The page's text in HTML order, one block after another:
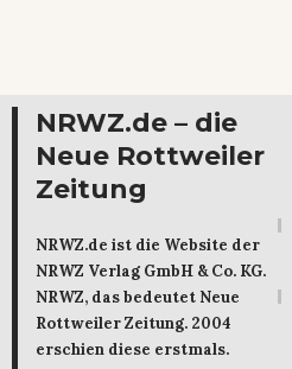
NRWZ.de – die
Neue Rottweiler
Zeitung
NRWZ.de ist die Website der
NRWZ Verlag GmbH & Co. KG.
NRWZ, das bedeutet Neue
Rottweiler Zeitung. 2004
erschien diese erstmals.